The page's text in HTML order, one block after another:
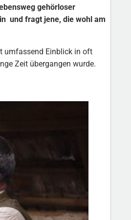
gehörloser
und fragt jene, die wohl am
umfassend Einblick in oft
Zeit übergangen wurde.